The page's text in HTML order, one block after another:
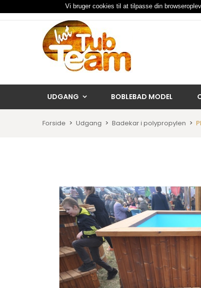
UDGANG BOBLEBAD MODEL
Forside Udgang Badekar i polypropylen
Vi bruger cookies til at tilpasse din